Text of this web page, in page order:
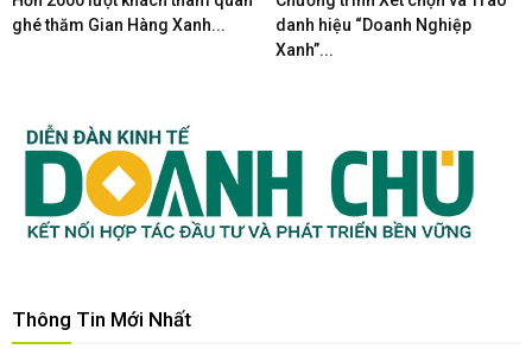
ghé thăm Gian Hàng Xanh...
danh hiệu “Doanh Nghiệp
Xanh”...
Thông Tin Mới Nhất